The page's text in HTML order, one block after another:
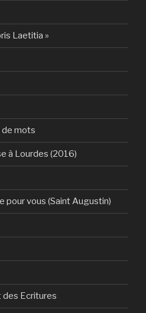
Laetitia »
de mots
à Lourdes (2016)
pour vous (Saint Augustin)
des Ecritures